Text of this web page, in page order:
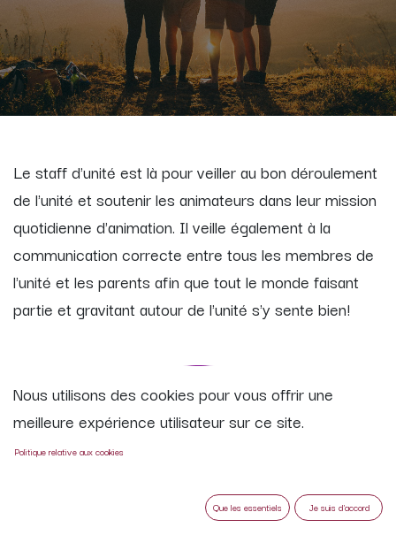
Le staff d'unité est là pour veiller au bon déroulement
de l'unité et soutenir les animateurs dans leur mission
quotidienne d'animation. Il veille également à la
communication correcte entre tous les membres de
l'unité et les parents afin que tout le monde faisant
partie et gravitant autour de l'unité s'y sente bien!
Nous utilisons des cookies pour vous offrir une
meilleure expérience utilisateur sur ce site.
Politique relative aux cookies
Que les essentiels Je suis d'accord